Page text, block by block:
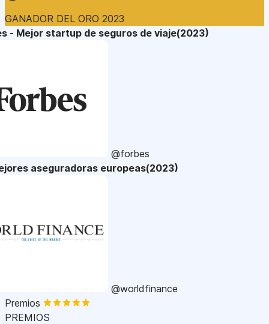
GANADOR DEL ORO 2023
- Mejor startup de seguros de viaje(2023)
@forbes
aseguradoras europeas(2023)
@worldfinance
Premios
PREMIOS